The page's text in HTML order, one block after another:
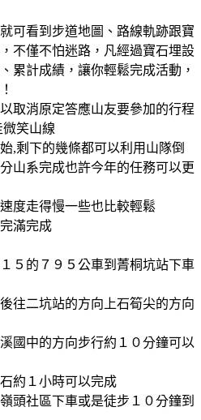
可看到步道地圖、路線軌跡跟寶
不僅不怕迷路，凡經過寶石埋設
累計成績，讓你輕鬆完成活動，
取消原定答應山友要參加的行程
笑山線
,剩下的幾條都可以利用山隊倒
山系完成也許今年的任務可以更
度走得慢一些也比較輕鬆
滿完成
５的７９５公車到菁桐坑站下車
往二坑站的方向上石筍尖的方向
國中的方向步行約１０分鐘可以
約１小時可以完成
頭社區下車或是徒步１０分鐘到